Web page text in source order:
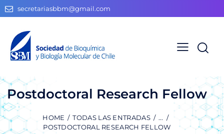
secretariasbbm@gmail.com
Postdoctoral Research Fellow
HOME TODAS LAS ENTRADAS
...
POSTDOCTORAL RESEARCH FELLOW